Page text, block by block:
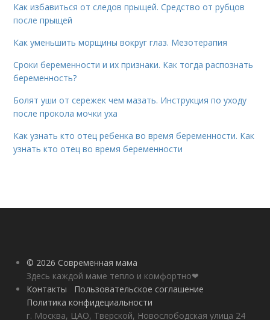
Как избавиться от следов прыщей. Средство от рубцов
после прыщей
Как уменьшить морщины вокруг глаз. Мезотерапия
Сроки беременности и их признаки. Как тогда распознать
беременность?
Болят уши от сережек чем мазать. Инструкция по уходу
после прокола мочки уха
Как узнать кто отец ребенка во время беременности. Как
узнать кто отец во время беременности
© 2026 Современная мама
Здесь каждой маме тепло и комфортно❤
Контакты
Пользовательское соглашение
Политика конфидециальности
г. Москва, ЦАО, Тверской, Новослободская улица 24